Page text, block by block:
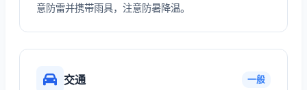
意防雷并携带雨具，注意防暑降温。
交通 一般